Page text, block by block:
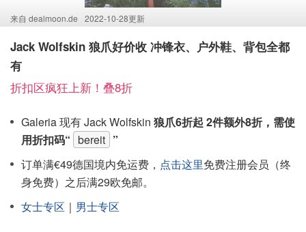
来自 dealmoon.de 2022-10-28更新
Jack Wolfskin 狼爪好价收 冲锋衣、户外鞋、背包全都
有
折扣区疯狂上新！叠8折
Galeria 现有 Jack Wolfskin 狼爪6折起 2件额外8折，需使
用折扣码“ bereit ”
订单满€49德国境内免运费， 点击这里免费注册会员（终
身免费）之后满29欧免邮。
女士专区 ｜ 男士专区